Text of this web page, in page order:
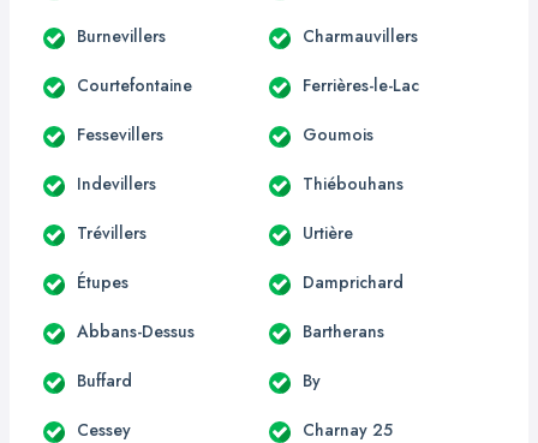
Burnevillers Charmauvillers
Courtefontaine Ferrières-le-Lac
Fessevillers Goumois
Indevillers Thiébouhans
Trévillers Urtière
Étupes Damprichard
Abbans-Dessus Bartherans
Buffard By
Cessey Charnay 25